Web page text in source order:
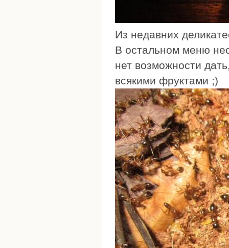
Из недавних
В остальном меню
нет возможности
всякими фруктами ;)